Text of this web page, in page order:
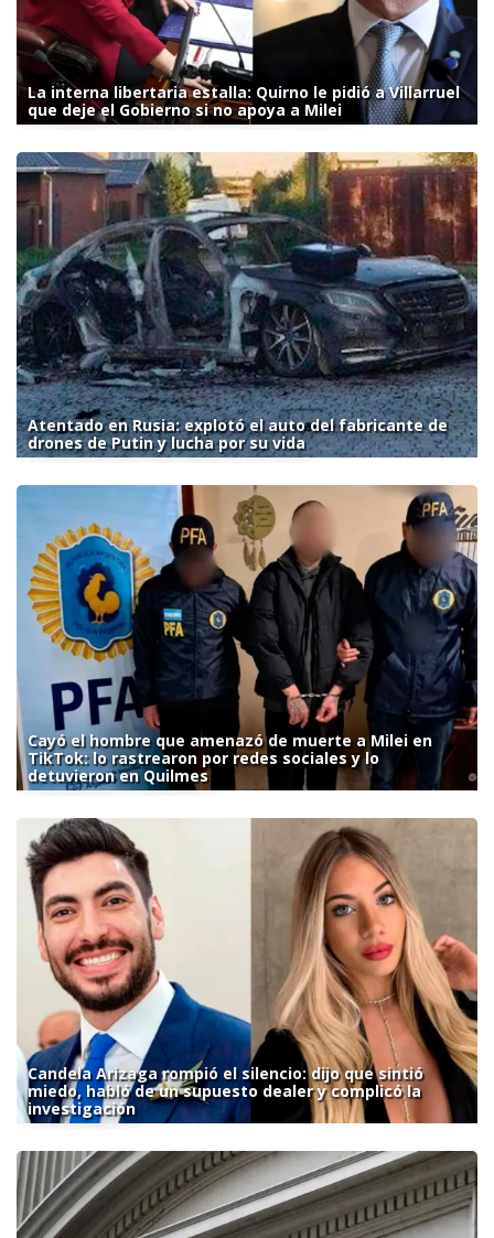
La interna libertaria estalla: Quirno le pidió a Villarruel
que deje el Gobierno si no apoya a Milei
Atentado en Rusia: explotó el auto del fabricante de
drones de Putin y lucha por su vida
Cayó el hombre que amenazó de muerte a Milei en
TikTok: lo rastrearon por redes sociales y lo
detuvieron en Quilmes
Candela Arizaga rompió el silencio: dijo que sintió
miedo, habló de un supuesto dealer y complicó la
investigación